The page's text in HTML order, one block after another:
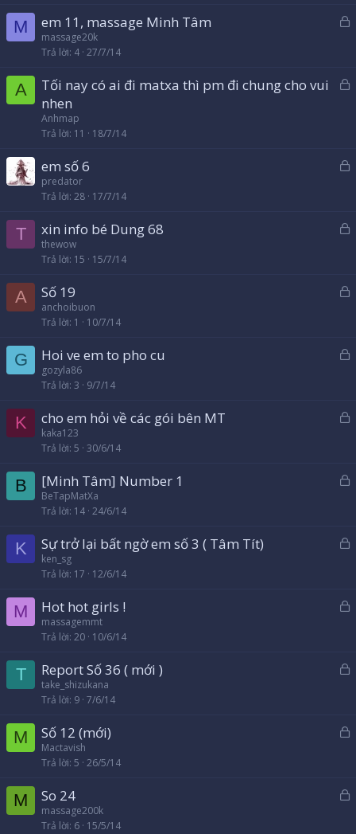
ó
M
ó
em 11, massage Minh Tâm
massage20k
Trả lời 4 27/7/14
A
a
Tối nay có ai đi matxa thì pm đi chung cho vui
nhen
Anhmap
Trả lời 11 18/7/14
ó
em số 6
predator
Trả lời 28 17/7/14
T
ó
xin info bé Dung 68
thewow
Trả lời 15 15/7/14
A
ó
Số 19
anchoibuon
Trả lời 1 10/7/14
G
ó
Hoi ve em to pho cu
gozyla86
Trả lời 3 9/7/14
K
ó
cho em hỏi về các gói bên MT
kaka123
Trả lời 5 30/6/14
B
ó
[Minh Tâm] Number 1
BeTapMatXa
Trả lời 14 24/6/14
K
ó
Sự trở lại bất ngờ em số 3 ( Tâm Tít)
ken_sg
Trả lời 17 12/6/14
M
ó
Hot hot girls !
massagemmt
Trả lời 20 10/6/14
T
ó
Report Số 36 ( mới )
take_shizukana
Trả lời 9 7/6/14
M
ó
Số 12 (mới)
Mactavish
Trả lời 5 26/5/14
M So 24
massage200k
Trả lời 6 15/5/14